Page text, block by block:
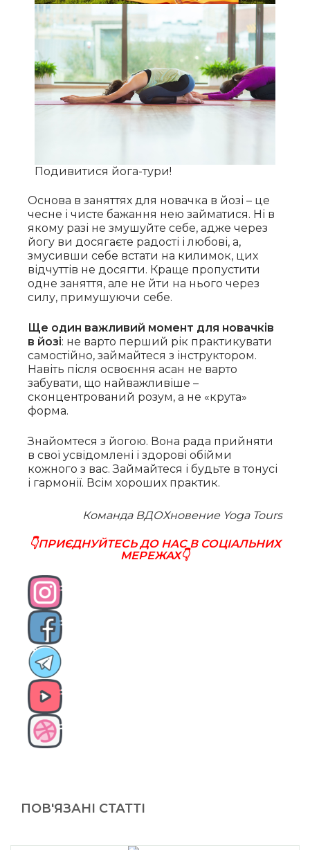
Подивитися йога-тури!
Основа в заняттях для новачка в йозі – це
чесне і чисте бажання нею займатися. Ні в
якому разі не змушуйте себе, адже через
йогу ви досягаєте радості і любові, а,
змусивши себе встати на килимок, цих
відчуттів не досягти. Краще пропустити
одне заняття, але не йти на нього через
силу, примушуючи себе.
Ще один важливий момент для новачків
в йозі: не варто перший рік практикувати
самостійно, займайтеся з інструктором.
Навіть після освоєння асан не варто
забувати, що найважливіше –
сконцентрований розум, а не «крута»
форма.
Знайомтеся з йогою. Вона рада прийняти
в свої усвідомлені і здорові обійми
кожного з вас. Займайтеся і будьте в тонусі
і гармонії. Всім хороших практик.
Команда ВДОХновение Yoga Tours
👇ПРИЄДНУЙТЕСЬ ДО НАС В СОЦІАЛЬНИХ
МЕРЕЖАХ👇
ПОВ'ЯЗАНІ СТАТТІ